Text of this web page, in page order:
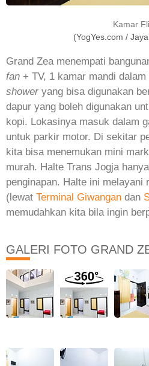
Kamar
(YogYes.com /
Grand Zea menempati
fan + TV, 1 kamar mandi
shower yang bisa digunakan
dapur yang boleh digunakan
kopi. Lokasinya masuk dalam
untuk parkir motor. Di sekitar
kita bisa menemukan mini
murah. Halte Trans Jogja
penginapan. Halte ini melayani
(lewat Terminal Giwangan dan
memudahkan kita bila ingin
GALERI FOTO GRAND